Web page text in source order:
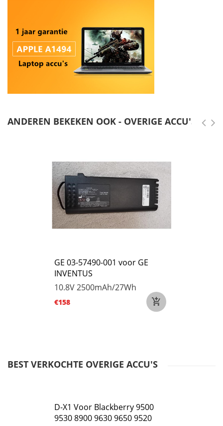
ANDEREN BEKEKEN OOK - OVERIGE ACCU'S
GE 03-57490-001 voor GE
INVENTUS
10.8V2500mAh/27Wh
€158
BEST VERKOCHTE OVERIGE ACCU'S
D-X1 Voor Blackberry 9500
9530 8900 9630 9650 9520